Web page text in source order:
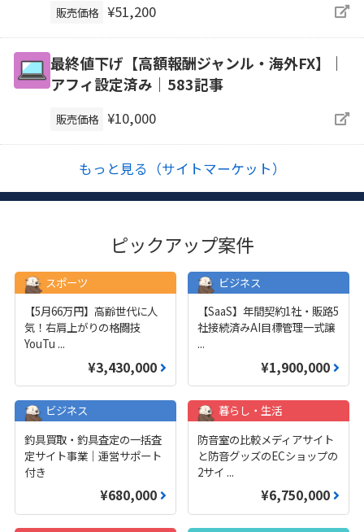
販売価格 ¥51,200
最終値下げ【高額報酬ジャンル・海外FX】｜
アフィ設定済み｜583記事
販売価格 ¥10,000
もっと見る（サイトマーケット）
ピックアップ案件
スポーツ
【5月66万円】高齢世代に人
気！右肩上がりの格闘技
YouTu ...
¥3,430,000
ビジネス
【SaaS】年間契約1社・販路5
社接続済みAI目標管理一式譲
...
¥1,900,000
ビジネス
釣具買取・釣具査定の一括査
定サイト事業｜運営サポート
付き
¥680,000
暮らし・生活
防音室の比較メディアサイト
と防音グッズのECショップの
2サイ ...
¥6,750,000